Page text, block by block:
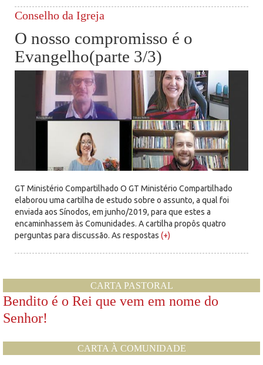
Conselho da Igreja
O nosso compromisso é o
Evangelho(parte 3/3)
GT Ministério Compartilhado O GT Ministério Compartilhado
elaborou uma cartilha de estudo sobre o assunto, a qual foi
enviada aos Sínodos, em junho/2019, para que estes a
encaminhassem às Comunidades. A cartilha propôs quatro
perguntas para discussão. As respostas (+)
CARTA PASTORAL
Bendito é o Rei que vem em nome do
Senhor!
CARTA À COMUNIDADE